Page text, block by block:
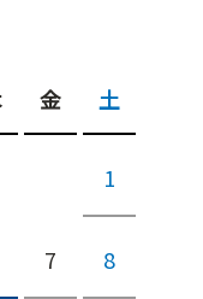
金 土
1
7 8